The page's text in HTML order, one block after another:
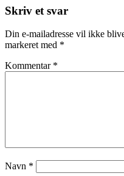
Skriv et svar
Din e-mailadresse vil ikke
markeret med *
Kommentar *
Navn *